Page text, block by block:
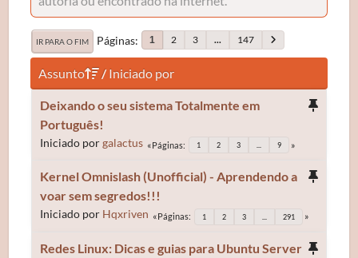
IR PARA O FIM Páginas 1 2 3 ... 147
Assunto /Iniciado por
Deixando o seu sistema Totalmente em
Português!
Iniciado porgalactus Páginas 1 2 3 9
Kernel Omnislash (Unofficial) - Aprendendo a
voar sem segredos!!!
Iniciado por Hqxriven Páginas 1 2 3 291
Redes Linux: Dicas e guias para Ubuntu Server